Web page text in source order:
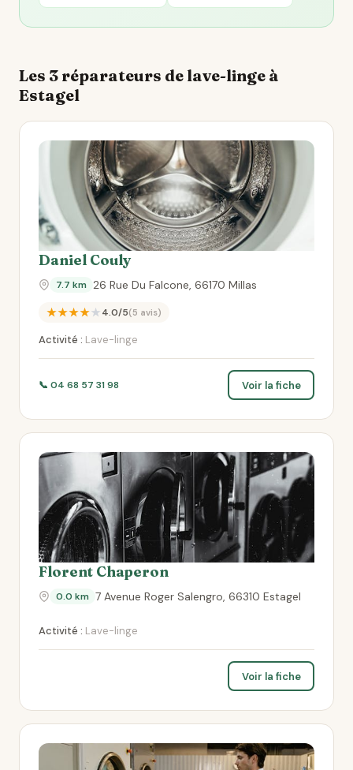
Les 3 réparateurs de lave-linge à
Estagel
Daniel Couly
7.7 km 26 Rue Du Falcone, 66170 Millas
★★★★★4.0/5(5 avis)
Activité : Lave-linge
📞 04 68 57 31 98 Voir la fiche
Florent Chaperon
0.0 km 7 Avenue Roger Salengro, 66310 Estagel
Activité : Lave-linge
Voir la fiche